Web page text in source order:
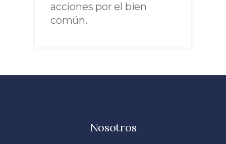
acciones por el bien
común.
Nosotros